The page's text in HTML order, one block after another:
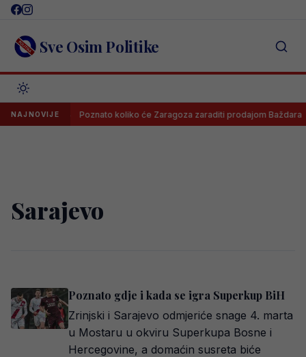
Skip
content Sve Osim Politike
NAJNOVIJE Poznato koliko će Zaragoza zaraditi prodajom Baždara
Sarajevo
Poznato gdje i kada se igra Superkup BiH
Zrinjski i Sarajevo odmjeriće snage 4. marta
u Mostaru u okviru Superkupa Bosne i
Hercegovine, a domaćin susreta biće